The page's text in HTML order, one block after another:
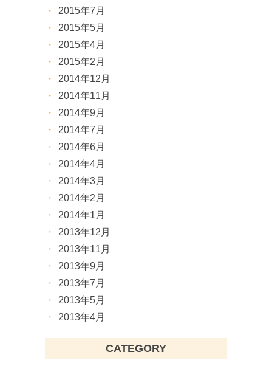
2015年7月
2015年5月
2015年4月
2015年2月
2014年12月
2014年11月
2014年9月
2014年7月
2014年6月
2014年4月
2014年3月
2014年2月
2014年1月
2013年12月
2013年11月
2013年9月
2013年7月
2013年5月
2013年4月
CATEGORY